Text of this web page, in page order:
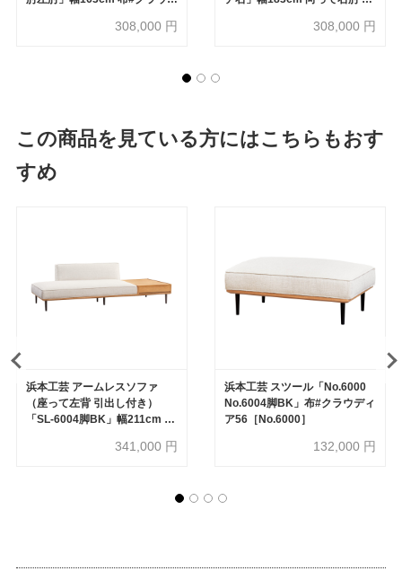
308,000 円 308,000 円
この商品を見ている方にはこちらもおす
すめ
浜本工芸 アームレスソファ
（座って左背 引出し付き）
「SL-6004脚BK」幅211cm 布
341,000 円
浜本工芸 スツール「No.6000
No.6004脚BK」布#クラウディ
ア56［No.6000］
132,000 円